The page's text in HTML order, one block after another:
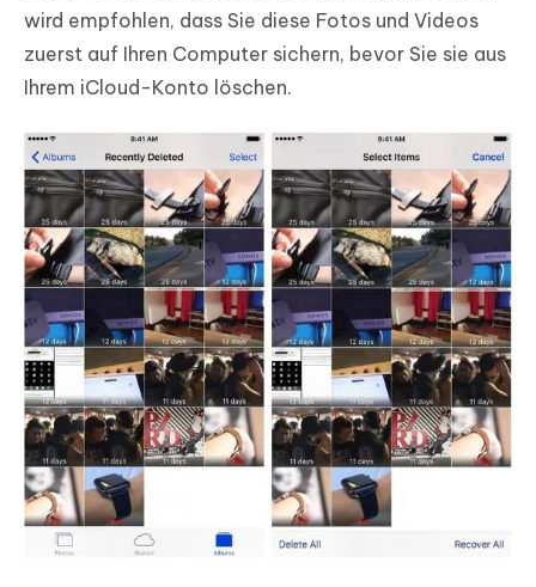
wird empfohlen, dass Sie diese Fotos und Videos
zuerst auf Ihren Computer sichern, bevor Sie sie aus
Ihrem iCloud-Konto löschen.